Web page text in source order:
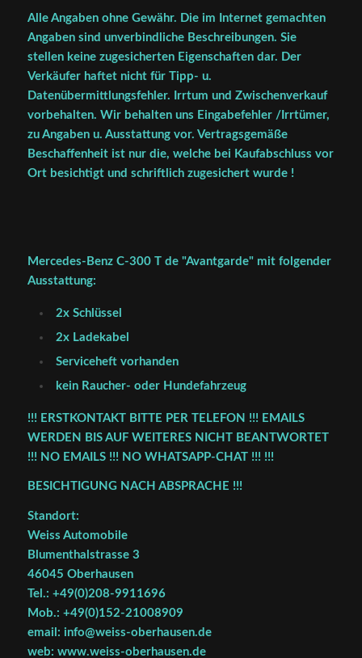
Alle Angaben ohne Gewähr. Die im Internet gemachten
Angaben sind unverbindliche Beschreibungen. Sie
stellen keine zugesicherten Eigenschaften dar. Der
Verkäufer haftet nicht für Tipp- u.
Datenübermittlungsfehler. Irrtum und Zwischenverkauf
vorbehalten. Wir behalten uns Eingabefehler /Irrtümer,
zu Angaben u. Ausstattung vor. Vertragsgemäße
Beschaffenheit ist nur die, welche bei Kaufabschluss vor
Ort besichtigt und schriftlich zugesichert wurde !
Mercedes-Benz C-300 T de "Avantgarde" mit folgender
Ausstattung:
2x Schlüssel
2x Ladekabel
Serviceheft vorhanden
kein Raucher- oder Hundefahrzeug
!!! ERSTKONTAKT BITTE PER TELEFON !!! EMAILS
WERDEN BIS AUF WEITERES NICHT BEANTWORTET
!!! NO EMAILS !!! NO WHATSAPP-CHAT !!! !!!
BESICHTIGUNG NACH ABSPRACHE !!!
Standort:
Weiss Automobile
Blumenthalstrasse 3
46045 Oberhausen
Tel.: +49(0)208-9911696
Mob.: +49(0)152-21008909
email: info@weiss-oberhausen.de
web: www.weiss-oberhausen.de